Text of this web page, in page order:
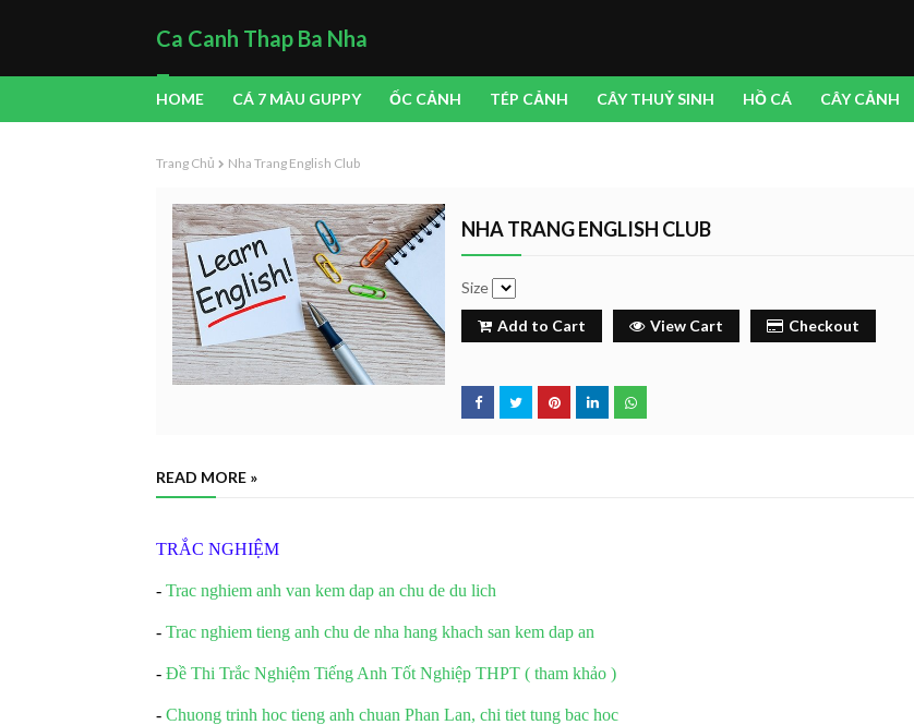
Ca Canh Thap Ba Nha
Trang
HOME CÁ 7 MÀU GUPPY ỐC CẢNH TÉP CẢNH CÂY THUỶ SINH HỒ CÁ CÂY CẢNH
Trang Chủ Nha Trang English Club
NHA TRANG ENGLISH CLUB
Size
Add to Cart View Cart Checkout
READ MORE »
TRẮC NGHIỆM
- Trac nghiem anh van kem dap an chu de du lich
- Trac nghiem tieng anh chu de nha hang khach san kem dap an
- Đề Thi Trắc Nghiệm Tiếng Anh Tốt Nghiệp THPT ( tham khảo )
- Chuong trinh hoc tieng anh chuan Phan Lan, chi tiet tung bac hoc